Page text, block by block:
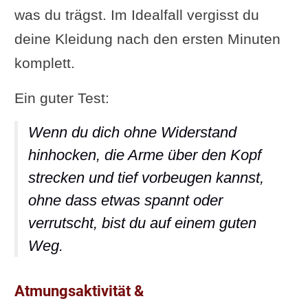
was du trägst. Im Idealfall vergisst du
deine Kleidung nach den ersten Minuten
komplett.
Ein guter Test:
Wenn du dich ohne Widerstand
hinhocken, die Arme über den Kopf
strecken und tief vorbeugen kannst,
ohne dass etwas spannt oder
verrutscht, bist du auf einem guten
Weg.
Atmungsaktivität &